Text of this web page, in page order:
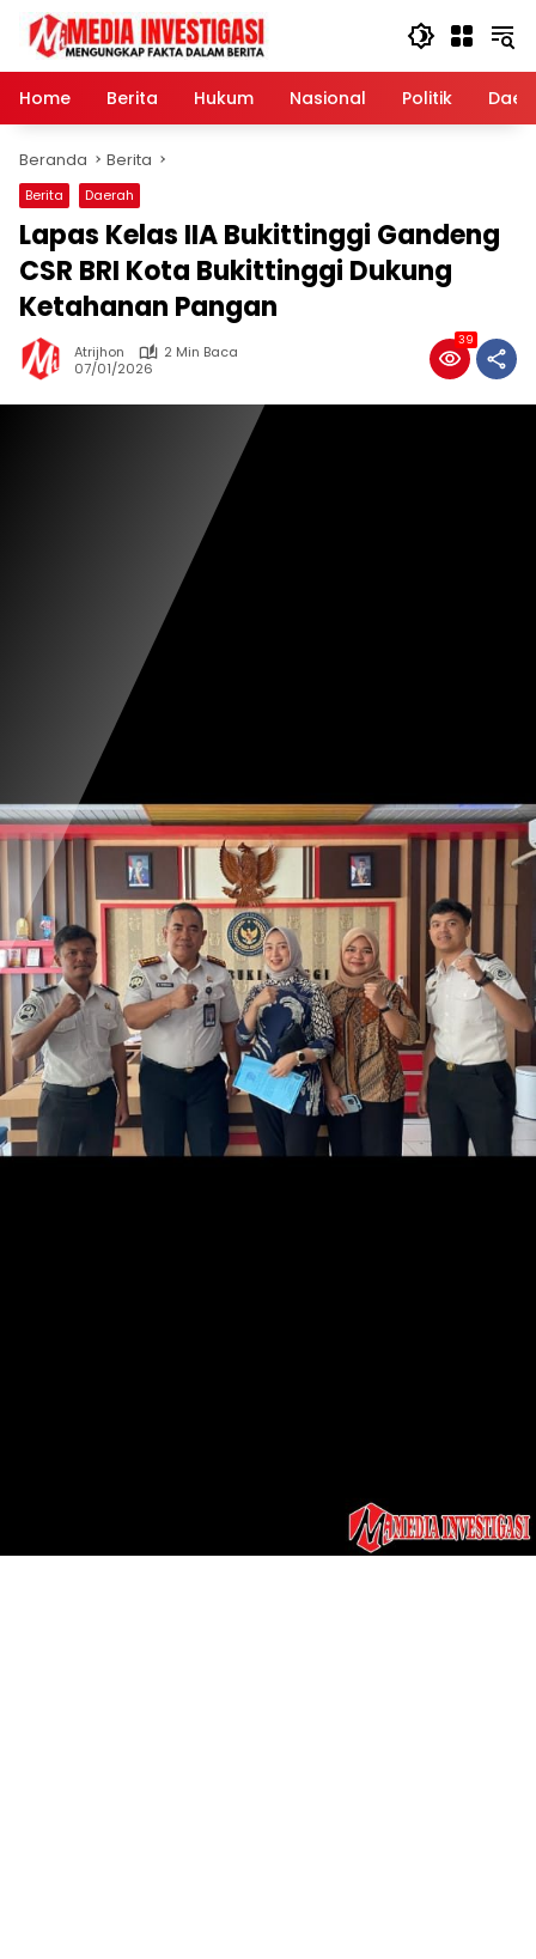
Langsung
konten
Home
Berita Hukum Nasional Politik
Beranda Berita
Berita Daerah
Lapas Kelas IIA Bukittinggi Gandeng
CSR BRI Kota Bukittinggi Dukung
Ketahanan Pangan
Atrijhon
2 Min Baca
07/01/2026
39